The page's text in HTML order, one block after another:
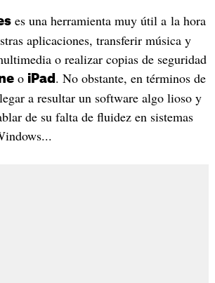
es una herramienta muy útil a la hora
aplicaciones, transferir música y
o realizar copias de seguridad
o iPad . No obstante, en términos de
a resultar un software algo lioso y
de su falta de fluidez en sistemas